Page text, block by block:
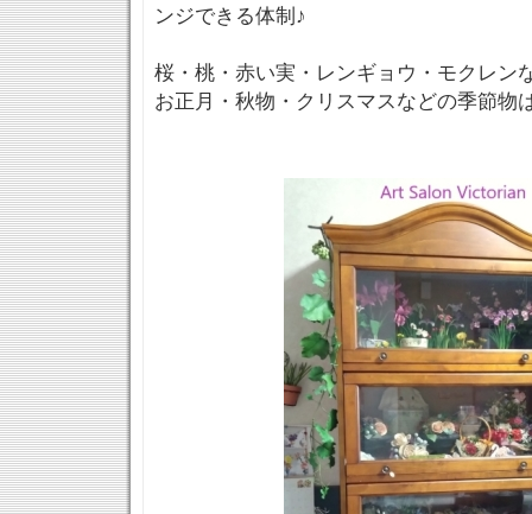
ンジできる体制♪
桜・桃・赤い実・レンギョウ・モクレン
お正月・秋物・クリスマスなどの季節